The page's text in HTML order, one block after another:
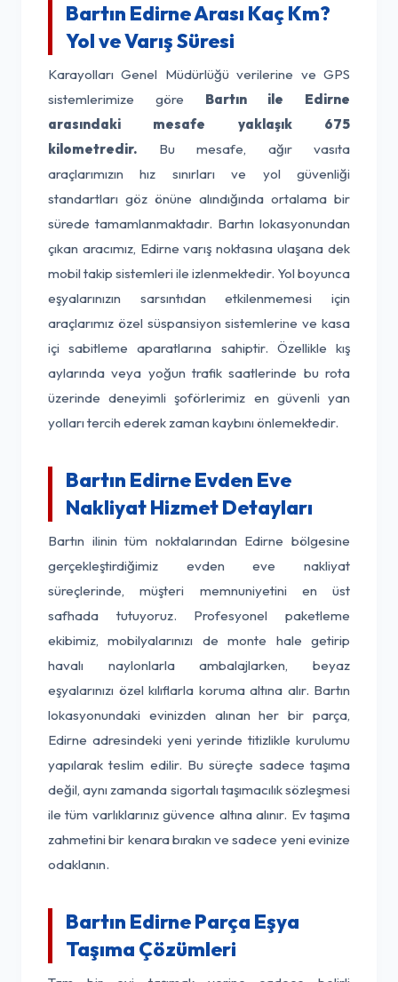
Bartın Edirne Arası Kaç Km?
Yol ve Varış Süresi
Karayolları Genel Müdürlüğü verilerine ve GPS
sistemlerimize göre Bartın ile Edirne
arasındaki mesafe yaklaşık 675
kilometredir. Bu mesafe, ağır vasıta
araçlarımızın hız sınırları ve yol güvenliği
standartları göz önüne alındığında ortalama bir
sürede tamamlanmaktadır. Bartın lokasyonundan
çıkan aracımız, Edirne varış noktasına ulaşana dek
mobil takip sistemleri ile izlenmektedir. Yol boyunca
eşyalarınızın sarsıntıdan etkilenmemesi için
araçlarımız özel süspansiyon sistemlerine ve kasa
içi sabitleme aparatlarına sahiptir. Özellikle kış
aylarında veya yoğun trafik saatlerinde bu rota
üzerinde deneyimli şoförlerimiz en güvenli yan
yolları tercih ederek zaman kaybını önlemektedir.
Bartın Edirne Evden Eve
Nakliyat Hizmet Detayları
Bartın ilinin tüm noktalarından Edirne bölgesine
gerçekleştirdiğimiz evden eve nakliyat
süreçlerinde, müşteri memnuniyetini en üst
safhada tutuyoruz. Profesyonel paketleme
ekibimiz, mobilyalarınızı de monte hale getirip
havalı naylonlarla ambalajlarken, beyaz
eşyalarınızı özel kılıflarla koruma altına alır. Bartın
lokasyonundaki evinizden alınan her bir parça,
Edirne adresindeki yeni yerinde titizlikle kurulumu
yapılarak teslim edilir. Bu süreçte sadece taşıma
değil, aynı zamanda sigortalı taşımacılık sözleşmesi
ile tüm varlıklarınız güvence altına alınır. Ev taşıma
zahmetini bir kenara bırakın ve sadece yeni evinize
odaklanın.
Bartın Edirne Parça Eşya
Taşıma Çözümleri